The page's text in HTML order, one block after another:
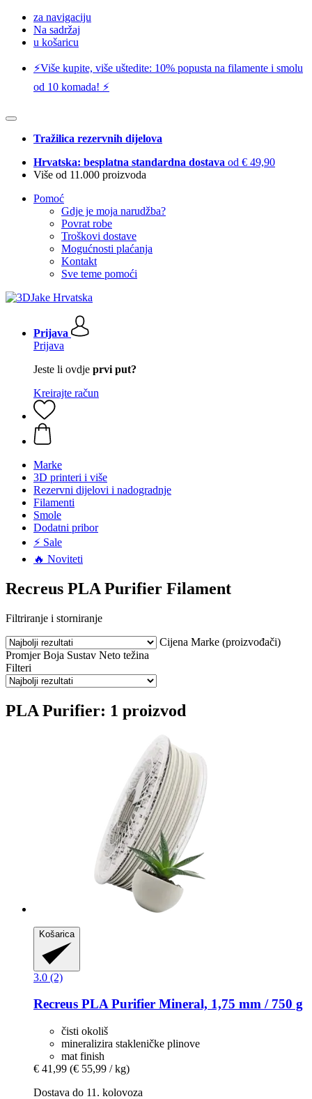
za navigaciju
Na sadržaj
u košaricu
⚡️Više kupite, više uštedite: 10% popusta na filamente i smolu
od 10 komada! ⚡️
Tražilica rezervnih dijelova
Hrvatska: besplatna standardna dostava od € 49,90
Više od 11.000 proizvoda
Pomoć
Gdje je moja narudžba?
Povrat robe
Troškovi dostave
Mogućnosti plaćanja
Kontakt
Sve teme pomoći
Prijava
Prijava
Jeste li ovdje prvi put?
Kreirajte račun
Marke
3D printeri i više
Rezervni dijelovi i nadogradnje
Filamenti
Smole
Dodatni pribor
⚡ Sale
🔥 Noviteti
Recreus PLA Purifier Filament
Filtriranje i storniranje
Cijena Marke (proizvođači)
Promjer Boja Sustav Neto težina
Filteri
PLA Purifier: 1 proizvod
Košarica
3.0 (2)
Recreus PLA Purifier Mineral, 1,75 mm / 750 g
čisti okoliš
mineralizira stakleničke plinove
mat finish
€ 41,99 (€ 55,99 / kg)
Dostava do 11. kolovoza